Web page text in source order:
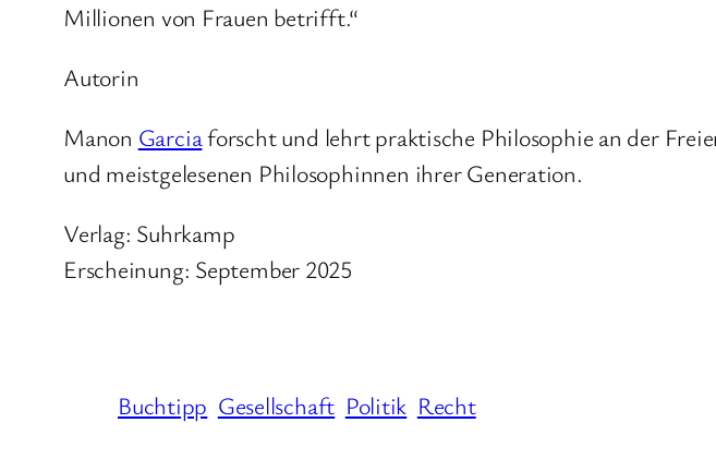
Millionen von Frauen betrifft.“
Autorin
Manon Garciaforscht und lehrt praktische Philosophie an der
und meistgelesenen Philosophinnen ihrer Generation.
Verlag: Suhrkamp
Erscheinung: September 2025
Buchtipp Gesellschaft Politik Recht